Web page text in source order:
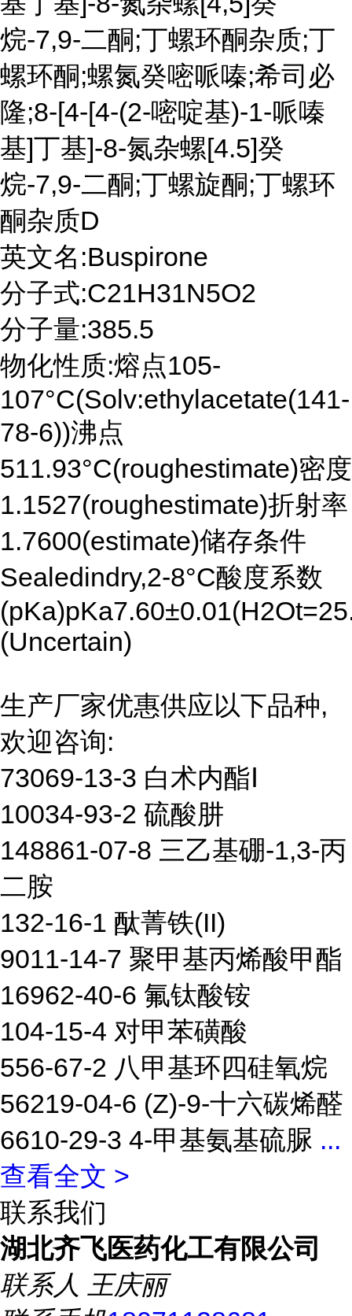
烷-7,9-二酮;丁螺环酮杂质;丁
螺环酮;螺氮癸嘧哌嗪;希司必
隆;8-[4-[4-(2-嘧啶基)-1-哌嗪
基]丁基]-8-氮杂螺[4.5]癸
烷-7,9-二酮;丁螺旋酮;丁螺环
酮杂质D
英文名:Buspirone
分子式:C21H31N5O2
分子量:385.5
物化性质:熔点105-
107°C(Solv:ethylacetate(141-
78-6))沸点
511.93°C(roughestimate)密度
1.1527(roughestimate)折射率
1.7600(estimate)储存条件
Sealedindry,2-8°C酸度系数
(Uncertain)
生产厂家优惠供应以下品种,
欢迎咨询:
73069-13-3 白术内酯Ⅰ
10034-93-2 硫酸肼
148861-07-8 三乙基硼-1,3-丙
二胺
132-16-1 酞菁铁(II)
9011-14-7 聚甲基丙烯酸甲酯
16962-40-6 氟钛酸铵
104-15-4 对甲苯磺酸
556-67-2 八甲基环四硅氧烷
56219-04-6 (Z)-9-十六碳烯醛
6610-29-3 4-甲基氨基硫脲 ...
查看全文 >
联系我们
湖北齐飞医药化工有限公司
联系人 王庆丽